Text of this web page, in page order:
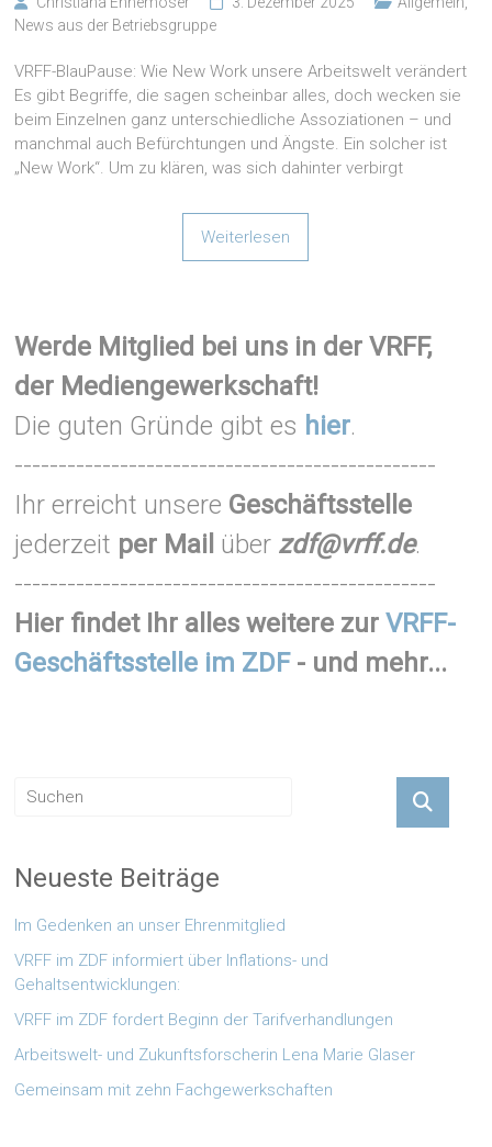
News aus der Betriebsgruppe
VRFF-BlauPause: Wie New Work unsere Arbeitswelt verändert
Es gibt Begriffe, die sagen scheinbar alles, doch wecken sie
beim Einzelnen ganz unterschiedliche Assoziationen – und
manchmal auch Befürchtungen und Ängste. Ein solcher ist
„New Work“. Um zu klären, was sich dahinter verbirgt
Weiterlesen
Werde Mitglied bei uns in der VRFF,
der Mediengewerkschaft!
Die guten Gründe gibt es hier.
------------------------------------------------
Ihr erreicht unsere Geschäftsstelle
jederzeit per Mail über zdf@vrff.de.
------------------------------------------------
Hier findet Ihr alles weitere zurVRFF-
Geschäftsstelle im ZDF- und mehr...
Neueste Beiträge
Im Gedenken an unser Ehrenmitglied
VRFF im ZDF informiert über Inflations- und
Gehaltsentwicklungen:
VRFF im ZDF fordert Beginn der Tarifverhandlungen
Arbeitswelt- und Zukunftsforscherin Lena Marie Glaser
Gemeinsam mit zehn Fachgewerkschaften